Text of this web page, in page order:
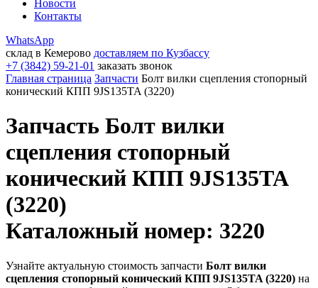
Новости
Контакты
WhatsApp
склад в Кемерово доставляем по Кузбассу
+7 (3842) 59-21-01 заказать звонок
Главная страница Запчасти Болт вилки сцепления стопорный
конический КПП 9JS135TA (3220)
Запчасть Болт вилки
сцепления стопорный
конический КПП 9JS135TA
(3220)
Каталожный номер: 3220
Узнайте актуальную стоимость запчасти Болт вилки
сцепления стопорный конический КПП 9JS135TA (3220) на